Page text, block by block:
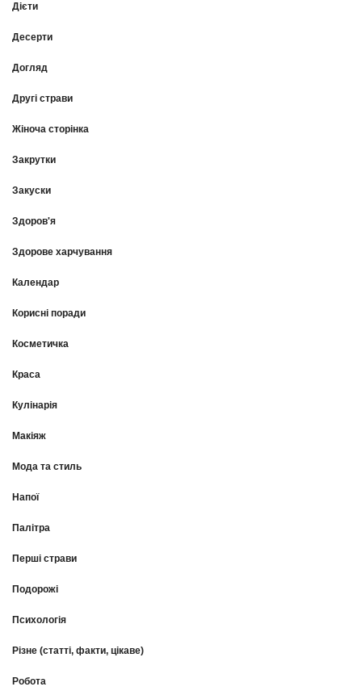
Дієти
Десерти
Догляд
Другі страви
Жіноча сторінка
Закрутки
Закуски
Здоров'я
Здорове харчування
Календар
Корисні поради
Косметичка
Краса
Кулінарія
Макіяж
Мода та стиль
Напої
Палітра
Перші страви
Подорожі
Психологія
Різне (статті, факти, цікаве)
Робота